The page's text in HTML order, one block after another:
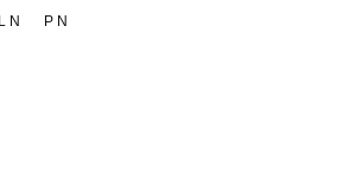
LN PN